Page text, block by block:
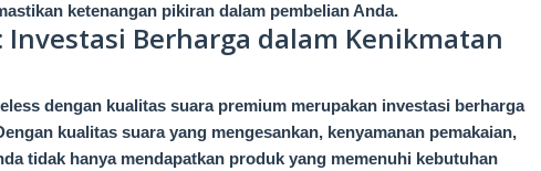
ketenangan pikiran dalam pembelian Anda.
Investasi Berharga dalam Kenikmatan
dengan kualitas suara premium merupakan investasi berharga
kualitas suara yang mengesankan, kenyamanan pemakaian,
tidak hanya mendapatkan produk yang memenuhi kebutuhan